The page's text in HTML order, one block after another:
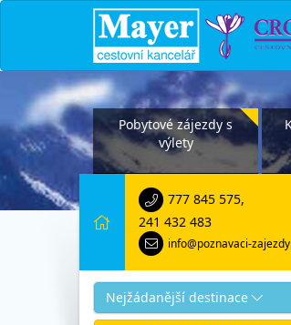
Pobytové zájezdy s
výlety
777 845 575,
241 432 483
info@poznavaci-
Nejžádanější destinace